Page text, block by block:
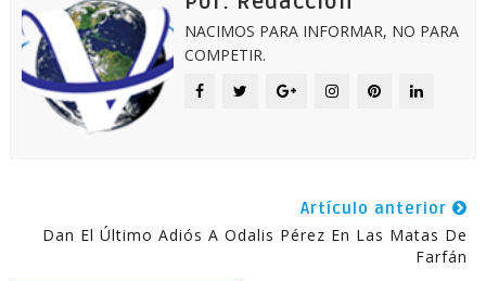
NACIMOS PARA INFORMAR, NO PARA
COMPETIR.
Artículo anterior
Dan El Último Adiós A Odalis Pérez En Las Matas De
Farfán